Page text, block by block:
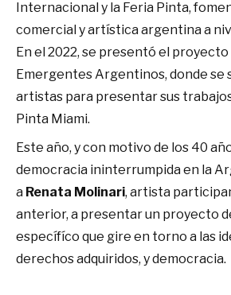
Internacional y la Feria Pinta,
comercial y artística argentina a
En el 2022, se presentó el
Emergentes Argentinos, donde se
artistas para presentar sus
Pinta Miami.
Este año, y con motivo de los 40
democracia ininterrumpida en la
a Renata Molinari, artista
anterior, a presentar un proyecto
específíco que gire en torno a las
derechos adquiridos, y democracia.